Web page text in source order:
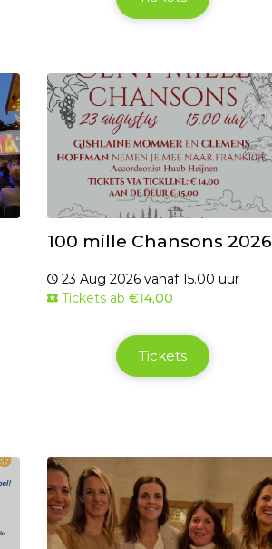
100 mille Chansons 2026
23 Aug 2026 vanaf 15.00 uur
Tickets ab €14,00
Tickets